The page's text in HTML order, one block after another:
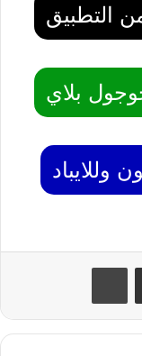
التطبيق
بلاي
وللايباد